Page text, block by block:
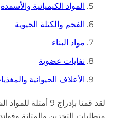
المواد الكيميائية والأسمدة
الفحم والكتلة الحيوية
مواد البناء
نفايات عضوية
الأعلاف الحيوانية
لقد قمنا بإدراج 9
متطلبات التخزين والمتانة